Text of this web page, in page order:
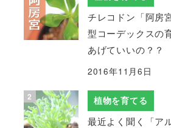
チレコドン「阿房
型コーデックスの
あげていいの？？
2016年11月6日
植物を育てる
最近よく聞く「ア